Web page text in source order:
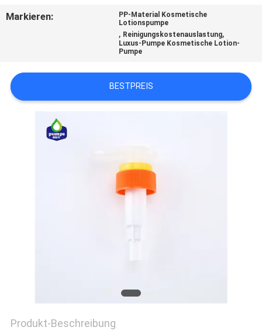
BITTE UM
SITEMAP
PRIVACY
POLICY
Markieren:
PP-Material Kosmetische
Lotionspumpe
, Reinigungskostenauslastung,
Luxus-Pumpe Kosmetische Lotion-
Pumpe
BESTPREIS
Produkt-Beschreibung